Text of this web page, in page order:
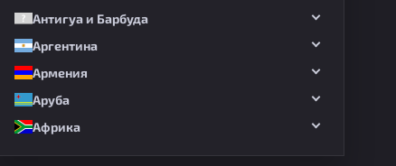
Антигуа и Барбуда
Аргентина
Армения
Аруба
Африка